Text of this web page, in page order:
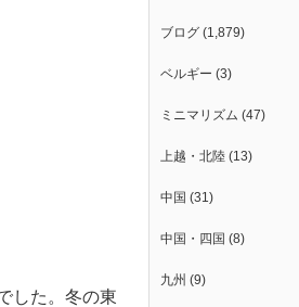
した。冬の東
ブログ (1,879)
ベルギー (3)
ミニマリズム (47)
上越・北陸 (13)
中国 (31)
中国・四国 (8)
九州 (9)